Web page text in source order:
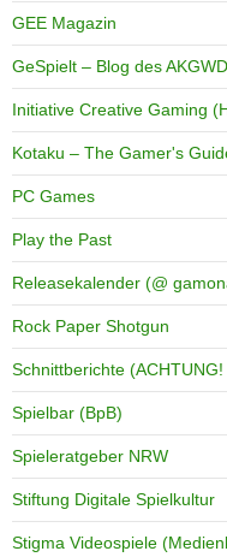
GEE Magazin
GeSpielt – Blog des
Initiative Creative Gaming
Kotaku – The Gamer's
PC Games
Play the Past
Releasekalender (@
Rock Paper Shotgun
Schnittberichte
Spielbar (BpB)
Spieleratgeber NRW
Stiftung Digitale Spielkultur
Stigma Videospiele